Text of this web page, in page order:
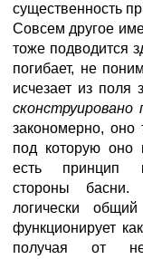
существенность
Совсем другое
тоже подводится
погибает, не
исчезает из поля
сконструировано
закономерно, оно
под которую оно
есть принцип
стороны басни.
логически
функционирует
получая от